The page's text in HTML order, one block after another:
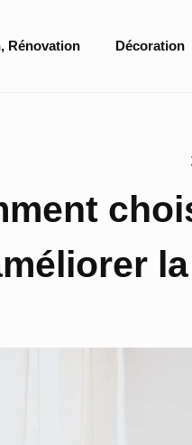
Rénovation Décoration